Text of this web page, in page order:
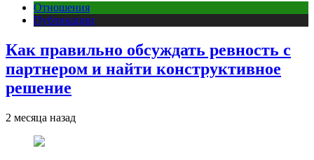
Отношения
Публикации
Как правильно обсуждать ревность с
партнером и найти конструктивное
решение
2 месяца назад